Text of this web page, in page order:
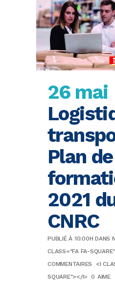
26 mai
Plan de
2021
CNRC
PUBLIÉ À 10:00H DANS
CLASS="FA FA-
COMMENTAIRES
<I
SQUARE"></I> 0 AIME